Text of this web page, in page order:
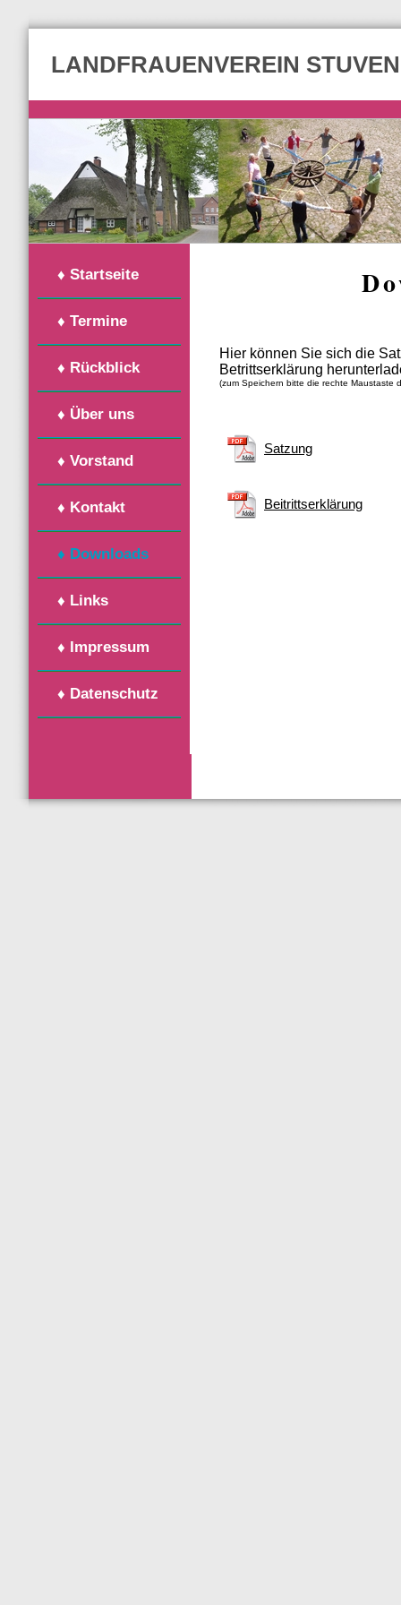
LANDFRAUENVEREIN
♦ Startseite
♦ Termine
♦ Rückblick
♦ Über uns
♦ Vorstand
♦ Kontakt
♦ Downloads
♦ Links
♦ Impressum
♦ Datenschutz
Hier können Sie sich die
Betrittserklärung
(zum Speichern bitte die rechte Maustaste
Satzung
Beitrittserklärung